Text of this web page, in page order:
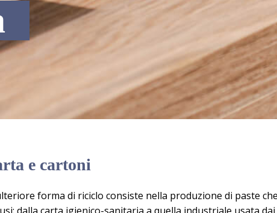
e cartoni
forma di riciclo consiste nella produzione di paste